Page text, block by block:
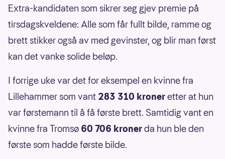
Extra-kandidaten som sikrer seg gjev premie på
tirsdagskveldene: Alle som får fullt bilde, ramme og
brett stikker også av med gevinster, og blir man først
kan det vanke solide beløp.
I forrige uke var det for eksempel en kvinne fra
Lillehammer som vant 283 310 kroneretter at hun
var førstemann til å få første brett. Samtidig vant en
kvinne fra Tromsø 60 706 kronerda hun ble den
første som hadde første bilde.